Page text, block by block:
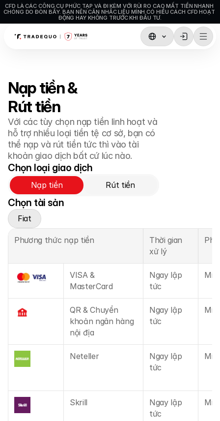
CFD LÀ CÁC CÔNG CỤ PHỨC TẠP VÀ ĐI KÈM VỚI RỦI RO CAO MẤT TIỀN NHANH
CHÓNG DO ĐÒN BẨY. BẠN NÊN CÂN NHẮC LIỆU MÌNH CÓ HIỂU CÁCH CFD HOẠT
ĐỘNG HAY KHÔNG TRƯỚC KHI ĐẦU TƯ.
MetaTrader5
MetaTrader4
Social Trading
Nạp tiền & Rút tiền
Loại tài khoản
Thông số kỹ thuật
Thị trường
Forex
Chỉ số
Năng lượng
Công ty
Introducing Brokers
Về chúng tôi
Nạp tiền &
Rút tiền
Với các tùy chọn nạp tiền linh hoạt và
hỗ trợ nhiều loại tiền tệ cơ sở, bạn có
thể nạp và rút tiền tức thì vào tài
khoản giao dịch bất cứ lúc nào.
Chọn loại giao dịch
Nạp tiền Rút tiền
Chọn tài sản
Fiat
Phương thức nạp tiền
Thời gian
xử lý
Phí
VISA &
MasterCard
Ngay lập
tức
QR & Chuyển
khoản ngân hàng
nội địa
Ngay lập
tức
Neteller
Ngay lập
tức
Skrill
Ngay lập
tức